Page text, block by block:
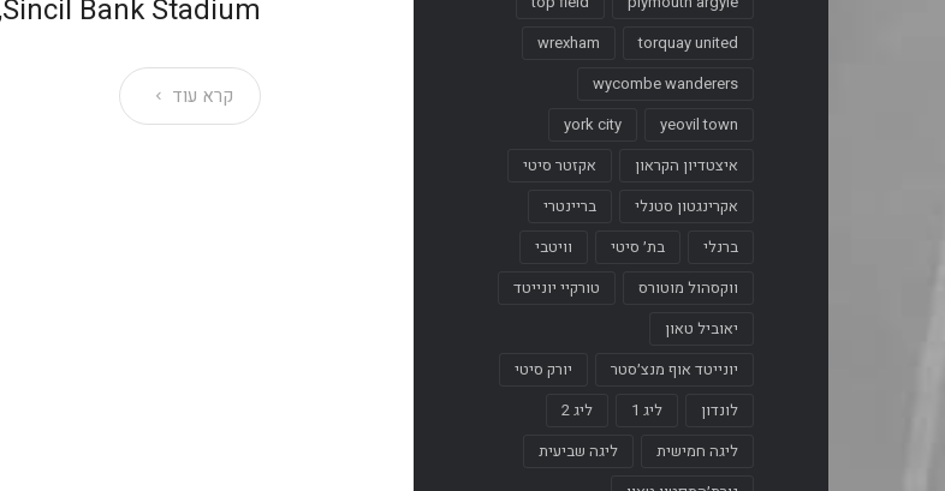
torquay united
wrexham
wycombe wanderers
yeovil town
york city
איצטדיון הקראון
אקזטר סיטי
אקרינגטון סטנלי
בריינטרי
ברנלי
בת׳ סיטי
וויטבי
ווקסהול מוטורס
טורקיי יונייטד
יאוביל טאון
יונייטד אוף מנצ׳סטר
יורק סיטי
לונדון
ליג 1
ליג 2
ליגה חמישית
ליגה שביעית
Sincil Bank Stadium, לינקולן.
קרא עוד